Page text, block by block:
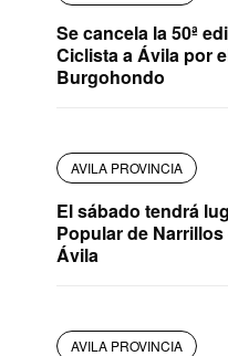
Se cancela la 50ª
Ciclista a Ávila por
Burgohondo
AVILA PROVINCIA
El sábado tendrá
Popular de
Ávila
AVILA PROVINCIA